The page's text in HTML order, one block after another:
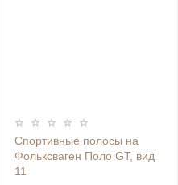
Спортивные полосы на
Фольксваген Поло GT, вид
11